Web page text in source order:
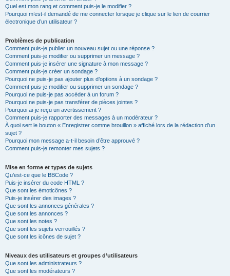
Quel est mon rang et comment puis-je le modifier ?
Pourquoi m’est-il demandé de me connecter lorsque je clique sur le lien de courrier
électronique d’un utilisateur ?
Problèmes de publication
Comment puis-je publier un nouveau sujet ou une réponse ?
Comment puis-je modifier ou supprimer un message ?
Comment puis-je insérer une signature à mon message ?
Comment puis-je créer un sondage ?
Pourquoi ne puis-je pas ajouter plus d’options à un sondage ?
Comment puis-je modifier ou supprimer un sondage ?
Pourquoi ne puis-je pas accéder à un forum ?
Pourquoi ne puis-je pas transférer de pièces jointes ?
Pourquoi ai-je reçu un avertissement ?
Comment puis-je rapporter des messages à un modérateur ?
À quoi sert le bouton « Enregistrer comme brouillon » affiché lors de la rédaction d’un
sujet ?
Pourquoi mon message a-t-il besoin d’être approuvé ?
Comment puis-je remonter mes sujets ?
Mise en forme et types de sujets
Qu’est-ce que le BBCode ?
Puis-je insérer du code HTML ?
Que sont les émoticônes ?
Puis-je insérer des images ?
Que sont les annonces générales ?
Que sont les annonces ?
Que sont les notes ?
Que sont les sujets verrouillés ?
Que sont les icônes de sujet ?
Niveaux des utilisateurs et groupes d’utilisateurs
Que sont les administrateurs ?
Que sont les modérateurs ?